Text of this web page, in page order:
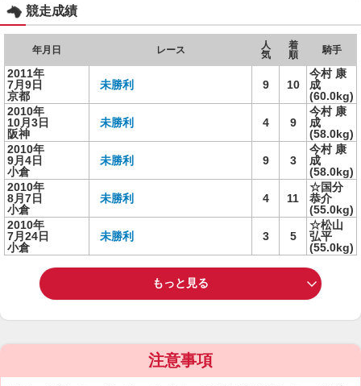
競走成績
年月日 レース
人
気
着
順
騎手
2011年
7月9日
京都
未勝利 9 10
今村 康
成
(60.0kg)
2010年
10月3日
阪神
未勝利 4 9
今村 康
成
(58.0kg)
2010年
9月4日
小倉
未勝利 9 3
今村 康
成
(58.0kg)
2010年
8月7日
小倉
未勝利 4 11
☆国分
恭介
(55.0kg)
2010年
7月24日
小倉
未勝利 3 5
☆松山
弘平
(55.0kg)
もっと見る
注意事項